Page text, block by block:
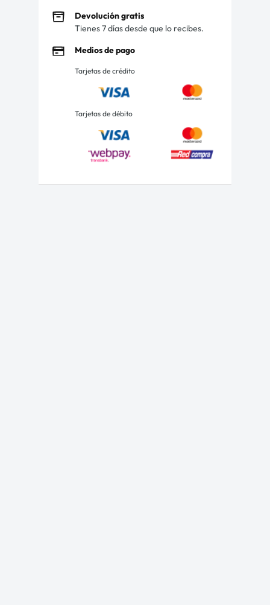
Devolución gratis
Tienes 7 días desde que lo recibes.
Medios de pago
Tarjetas de crédito
Tarjetas de débito